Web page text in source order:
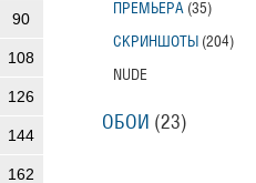
90
108
126
144
162
ПРЕМЬЕРА (35)
СКРИНШОТЫ (204)
NUDE
ОБОИ (23)